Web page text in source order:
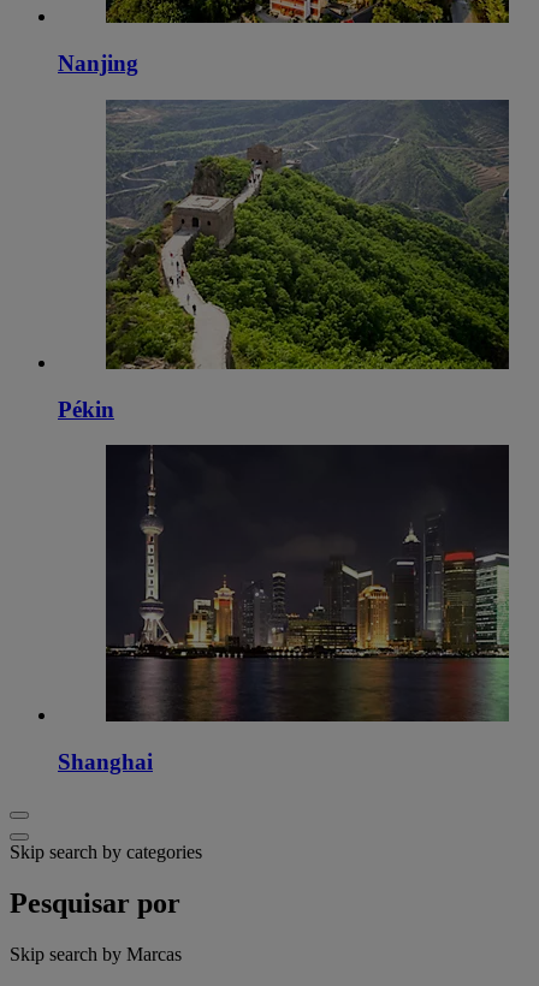
Nanjing
Pékin
Shanghai
Skip search by categories
Pesquisar por
Skip search by Marcas